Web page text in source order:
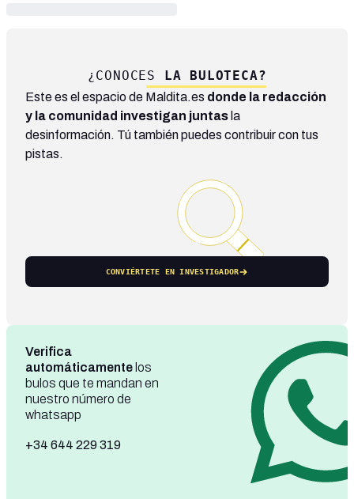
¿CONOCES LA BULOTECA?
Este es el espacio de Maldita.es donde la redacción
y la comunidad investigan juntas la
desinformación. Tú también puedes contribuir con tus
pistas.
CONVIÉRTETE EN INVESTIGADOR
Verifica
automáticamente los
bulos que te mandan en
nuestro número de
whatsapp
+34 644 229 319